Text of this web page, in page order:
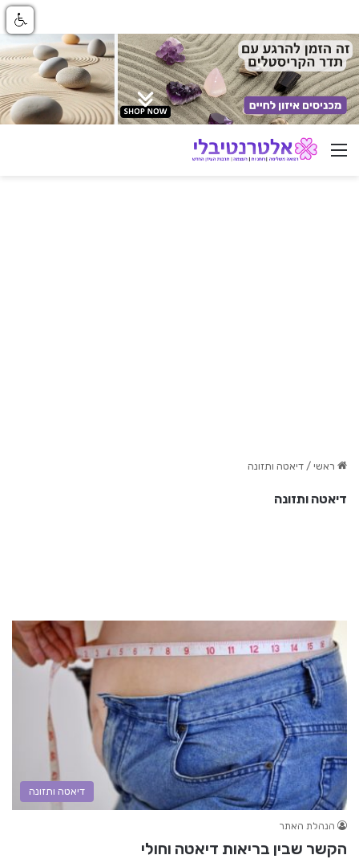
ניווט באתר
ראשי / דיאטה ותזונה
דיאטה ותזונה
דיאטה ותזונה
הנהלת האתר
הקשר שבין בריאות דיאטה וחולי